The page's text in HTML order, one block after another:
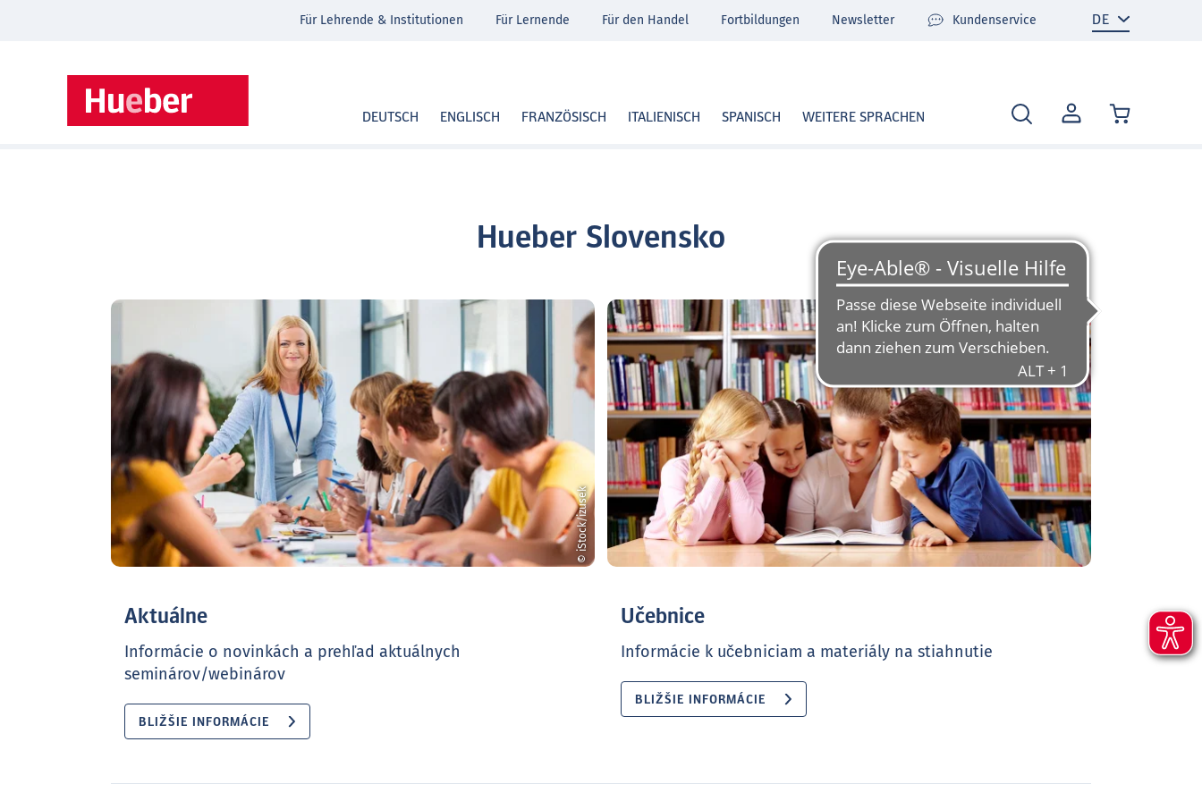
MEIN
KONTO
DEUTSCH ENGLISCH FRANZÖSISCH ITALIENISCH SPANISCH WEITERE SPRACHEN
Für Lehrende & Institutionen Für Lernende Für den Handel Fortbildungen Newsletter Kundenservice
Hueber Slovensko
© iStock/izusek
Aktuálne
Informácie o novinkách a prehľad aktuálnych
seminárov/webinárov
BLIŽŠIE INFORMÁCIE
Učebnice
Informácie k učebniciam a materiály na stiahnutie
BLIŽŠIE INFORMÁCIE